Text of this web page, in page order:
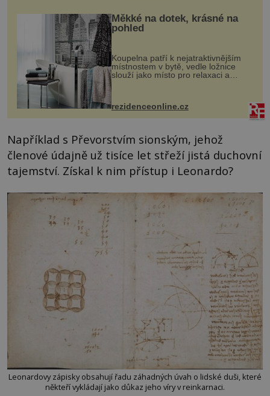
Měkké na dotek, krásné na
pohled
Koupelna patří k nejatraktivnějším
místnostem v bytě, vedle ložnice
slouží jako místo pro relaxaci a
odpočinek. Koupelnový textil –
ručníky, osušky a koberečky –
mohou jako mávnutím kouzelného
proutku...
rezidenceonline.cz
Například s Převorstvím sionským, jehož
členové údajně už tisíce let střeží jistá duchovní
tajemství. Získal k nim přístup i Leonardo?
Leonardovy zápisky obsahují řadu záhadných úvah o lidské duši, které
někteří vykládají jako důkaz jeho víry v reinkarnaci.